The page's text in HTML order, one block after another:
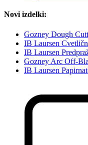
Novi izdelki:
Gozney Dough
IB Laursen
IB Laursen
Gozney Arc Off-
IB Laursen